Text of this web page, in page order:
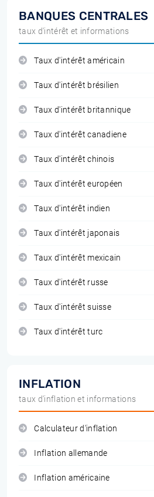
BANQUES CENTRALES
taux d'intérêt et informations
Taux d'intérêt américain
Taux d'intérêt brésilien
Taux d'intérêt britannique
Taux d'intérêt canadiene
Taux d'intérêt chinois
Taux d'intérêt européen
Taux d'intérêt indien
Taux d'intérêt japonais
Taux d'intérêt mexicain
Taux d'intérêt russe
Taux d'intérêt suisse
Taux d'intérêt turc
INFLATION
taux d'inflation et informations
Calculateur d'inflation
Inflation allemande
Inflation américaine